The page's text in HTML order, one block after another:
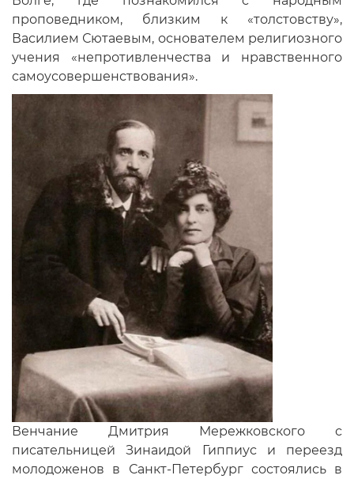
проповедником, близким к «толстовству»,
Василием Сютаевым, основателем религиозного
учения «непротивленчества и нравственного
самоусовершенствования».
Венчание Дмитрия Мережковского с
писательницей Зинаидой Гиппиус и переезд
молодоженов в Санкт-Петербург состоялись в